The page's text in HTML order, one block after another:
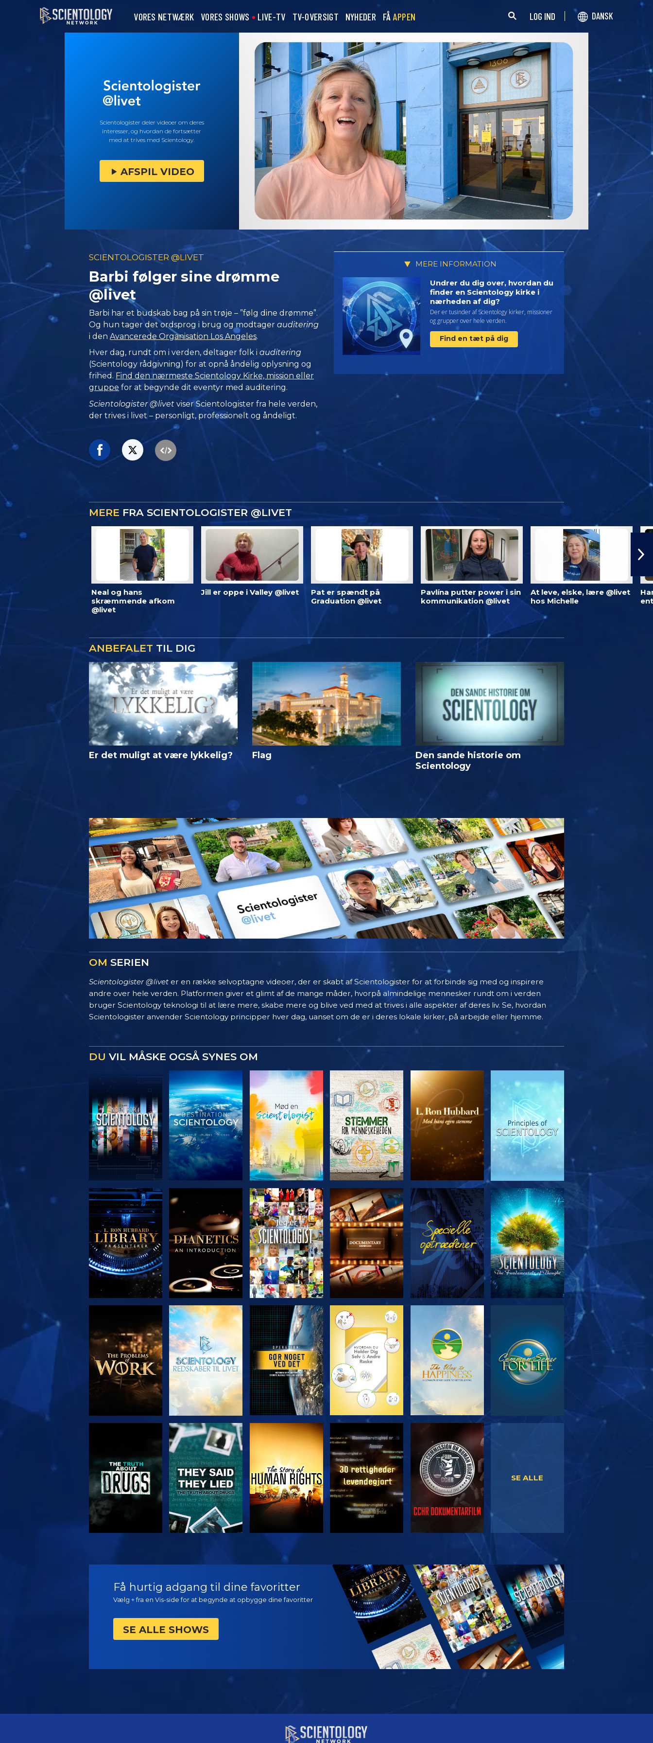
VORES NETWÆRK VORES SHOWS LIVE-TV TV-OVERSIGT NYHEDER FÅ APPEN LOG IND DANSK
Scientologister deler videoer om deres
interesser, og hvordan de fortsætter
med at trives med Scientology.
AFSPIL VIDEO
SCIENTOLOGISTER @LIVET
Barbi følger sine drømme
@livet
Barbi har et budskab bag på sin trøje – ”følg dine drømme”.
Og hun tager det ordsprog i brug og modtagerauditering
i denAvancerede Organisation Los Angeles.
Hver dag, rundt om i verden, deltager folk iauditering
(Scientology rådgivning) for at opnå åndelig oplysning og
frihed. Find den nærmeste Scientology Kirke, mission eller
gruppe for at begynde dit eventyr med auditering.
Scientologister @livet viser Scientologister fra hele verden,
der trivesi livet – personligt, professionelt og åndeligt.
MERE INFORMATION
Undrer du dig over, hvordan du
finder en Scientology kirke i
nærheden af dig?
Der er tusinder af Scientology kirker, missioner
og grupper over hele verden.
Find en tæt på dig
MERE FRA SCIENTOLOGISTER @LIVET
Neal og hans
skræmmende afkom
@livet
Jill er oppe i Valley @livet
Pat er spændt på
Graduation @livet
Pavlína putter power i sin
kommunikation @livet
At leve, elske, lære @livet
hos Michelle
ANBEFALET TIL DIG
Er det muligt at være lykkelig? Flag
Den sande historie om
Scientology
OM SERIEN
Scientologister @livet er en række selvoptagne videoer, der er skabt af Scientologister for at forbinde sig med og inspirere
andre over hele verden. Platformen giver et glimt af de mange måder, hvorpå almindelige mennesker rundt om i verden
bruger Scientology teknologi til at lære mere, skabe mere og blive ved med at trives i alle aspekter af deres liv. Se, hvordan
Scientologister anvender Scientology principper hver dag, uanset om de er i deres lokale kirker, på arbejde eller hjemme.
DU VIL MÅSKE OGSÅ SYNES OM
UDFORSK SERIEN UDFORSK SERIEN UDFORSK SERIEN UDFORSK SERIEN UDFORSK SERIEN SE
UDFORSK SERIEN SE UDFORSK SERIEN UDFORSK SERIEN UDFORSK SERIEN
SE SE SE
SE UDFORSK SERIEN
SE ALLE
Få hurtig adgang til dine favoritter
Vælg + fra en Vis-side for at begynde at opbygge dine favoritter
SE ALLE SHOWS